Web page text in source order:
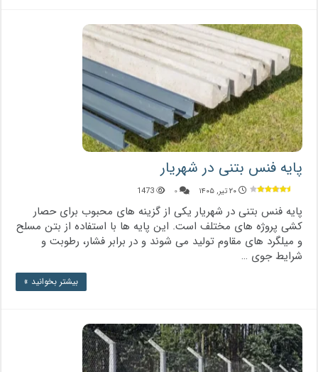
پایه فنس بتنی در شهریار
۲۰ تیر, ۱۴۰۵ ۰ 1473
پایه فنس بتنی در شهریار یکی از گزینه‌ های محبوب برای حصار
کشی پروژه‌ های مختلف است. این پایه‌ ها با استفاده از بتن مسلح
و میلگرد های مقاوم تولید می ‌شوند و در برابر فشار، رطوبت و
شرایط جوی …
بیشتر بخوانید »